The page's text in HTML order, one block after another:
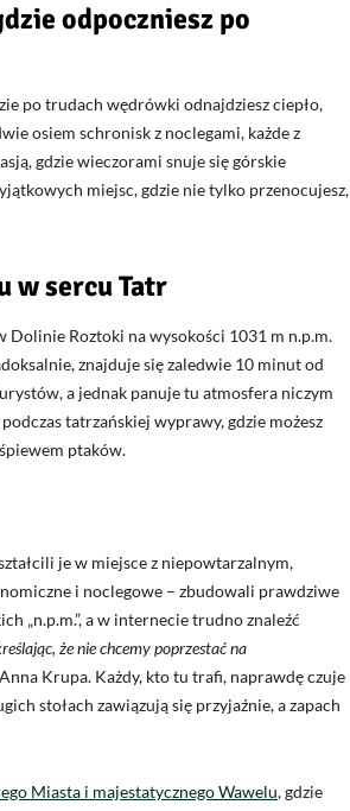
odpoczniesz po
po trudach wędrówki odnajdziesz ciepło,
osiem schronisk z noclegami, każde z
gdzie wieczorami snuje się górskie
miejsc, gdzie nie tylko przenocujesz,
w sercu Tatr
Dolinie Roztoki na wysokości 1031 m n.p.m.
znajduje się zaledwie 10 minut od
a jednak panuje tu atmosfera niczym
tatrzańskiej wyprawy, gdzie możesz
ptaków.
je w miejsce z niepowtarzalnym,
i noclegowe – zbudowali prawdziwe
„n.p.m.”, a w internecie trudno znaleźć
że nie chcemy poprzestać na
Krupa. Każdy, kto tu trafi, naprawdę czuje
stołach zawiązują się przyjaźnie, a zapach
Miasta i majestatycznego Wawelu, gdzie